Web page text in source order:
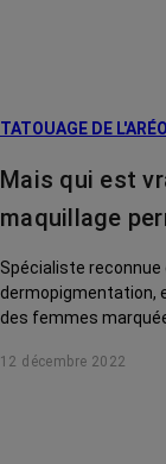
TATOUAGE DE
Mais qui est
maquillage
Spécialiste
dermopigmentation,
des femmes
12 décembre 2022